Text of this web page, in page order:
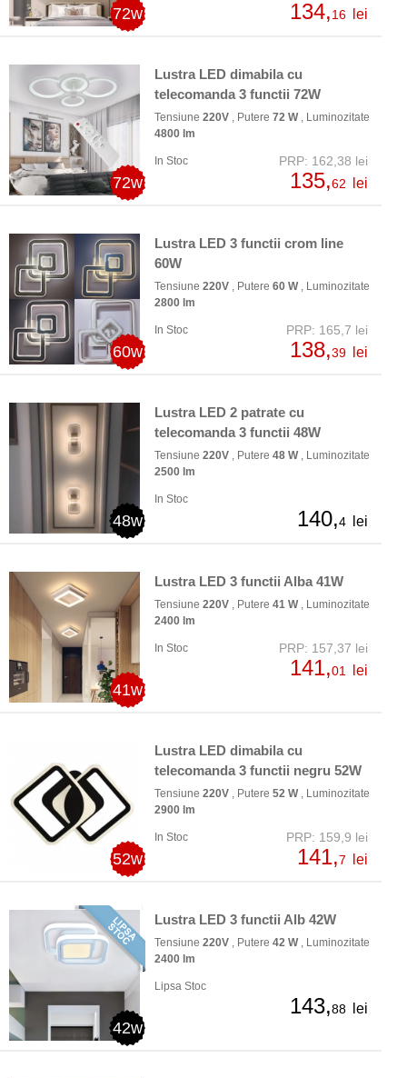
72w 134,16 lei
72w
Lustra LED dimabila cu
telecomanda 3 functii 72W
Tensiune 220V , Putere 72 W, Luminozitate
4800 lm
In Stoc PRP: 162,38 lei
135,62 lei
60w
Lustra LED 3 functii crom line
60W
Tensiune 220V , Putere 60 W, Luminozitate
2800 lm
In Stoc PRP: 165,7 lei
138,39 lei
48w
Lustra LED 2 patrate cu
telecomanda 3 functii 48W
Tensiune 220V , Putere 48 W, Luminozitate
2500 lm
In Stoc
140,4 lei
41w
Lustra LED 3 functii Alba 41W
Tensiune 220V , Putere 41 W, Luminozitate
2400 lm
In Stoc PRP: 157,37 lei
141,01 lei
52w
Lustra LED dimabila cu
telecomanda 3 functii negru 52W
Tensiune 220V , Putere 52 W, Luminozitate
2900 lm
In Stoc PRP: 159,9 lei
141,7 lei
42w
Lustra LED 3 functii Alb 42W
Tensiune 220V , Putere 42 W, Luminozitate
2400 lm
Lipsa Stoc
143,88 lei